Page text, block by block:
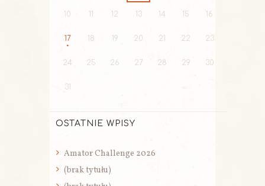
10 11 12 13 14 15 16
17 18 19 20 21 22 23
24 25 26 27 28 29 30
31
OSTATNIE WPISY
Amator Challenge 2026
(brak tytułu)